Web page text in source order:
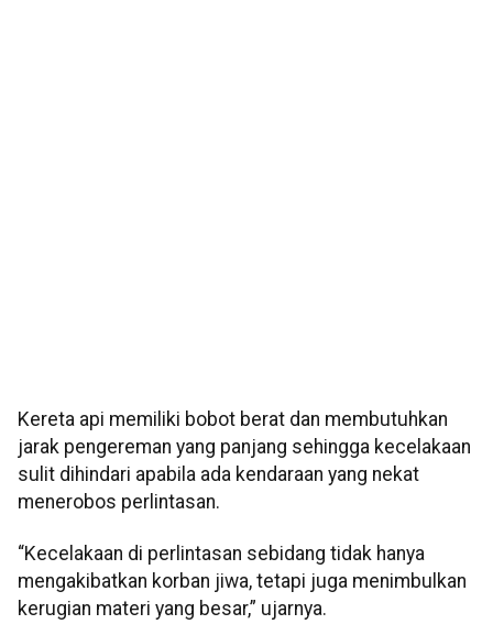
Kereta api memiliki bobot berat dan membutuhkan
jarak pengereman yang panjang sehingga kecelakaan
sulit dihindari apabila ada kendaraan yang nekat
menerobos perlintasan.
“Kecelakaan di perlintasan sebidang tidak hanya
mengakibatkan korban jiwa, tetapi juga menimbulkan
kerugian materi yang besar,” ujarnya.